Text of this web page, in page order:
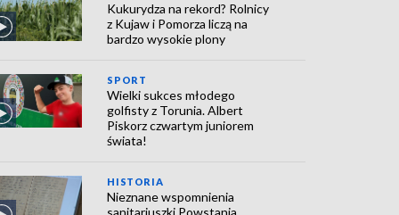
Kukurydza na rekord? Rolnicy
z Kujaw i Pomorza liczą na
bardzo wysokie plony
SPORT
Wielki sukces młodego
golfisty z Torunia. Albert
Piskorz czwartym juniorem
świata!
HISTORIA
Nieznane wspomnienia
sanitariuszki Powstania